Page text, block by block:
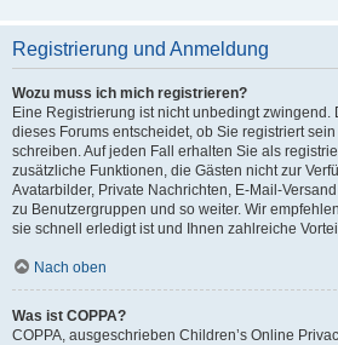
Registrierung und Anmeldung
Wozu muss ich mich registrieren?
Eine Registrierung ist nicht unbedingt zwingend.
dieses Forums entscheidet, ob Sie registriert
schreiben. Auf jeden Fall erhalten Sie als
zusätzliche Funktionen, die Gästen nicht zur
Avatarbilder, Private Nachrichten, E-Mail-
zu Benutzergruppen und so weiter. Wir
sie schnell erledigt ist und Ihnen zahlreiche
Nach oben
Was ist COPPA?
COPPA, ausgeschrieben Children’s Online